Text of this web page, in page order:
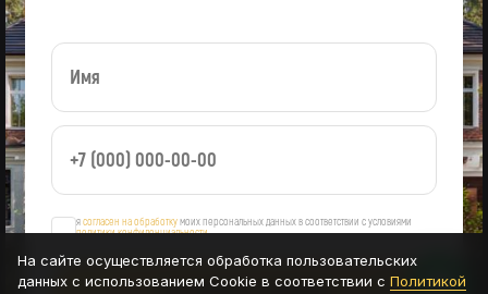
ясогласен на обработкумоих персональных данных в соответствии с условиями
политики конфиденциальности
На сайте осуществляется обработка пользовательских
данных с использованием Cookie в соответствии с Политикой